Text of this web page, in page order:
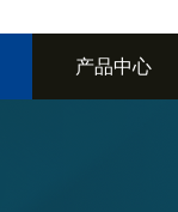
产品中心